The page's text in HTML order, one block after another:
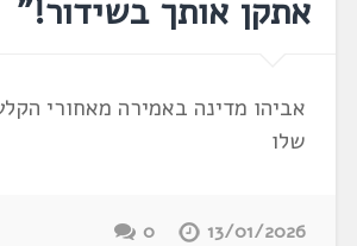
אתקן אותך בשידור!"
אביהו מדינה באמירה מאחורי
שלו
13/01/2026
0